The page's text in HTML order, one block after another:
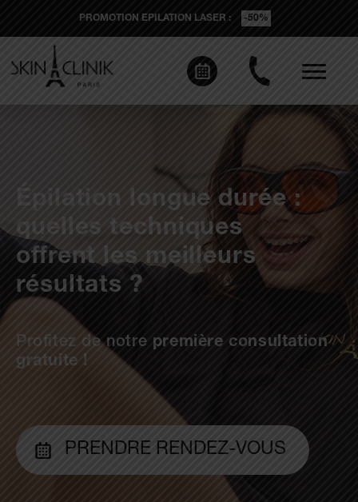
PROMOTION EPILATION LASER : -50%
Épilation longue durée :
quelles techniques
offrent les meilleurs
résultats ?
Profitez de notre première consultation
gratuite !
PRENDRE RENDEZ-VOUS